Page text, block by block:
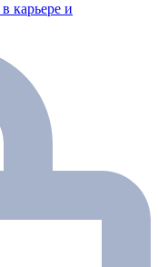
карьере и